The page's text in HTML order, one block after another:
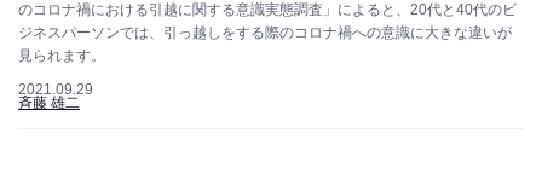
のコロナ禍における引越に関する意識実態調査」によると、20代と40代のビ
ジネスパーソンでは、引っ越しをする際のコロナ禍への意識に大きな違いが
見られます。
2021.09.29
斉藤 雄二